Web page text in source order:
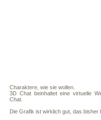
Charaktere, wie sie wollen.
3D Chat beinhaltet eine virtuelle
Chat.
Die Grafik ist wirklich gut, das bisher